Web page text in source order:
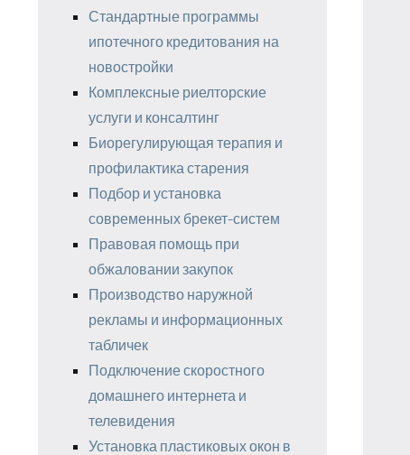
Стандартные программы
ипотечного кредитования на
новостройки
Комплексные риелторские
услуги и консалтинг
Биорегулирующая терапия и
профилактика старения
Подбор и установка
современных брекет-систем
Правовая помощь при
обжаловании закупок
Производство наружной
рекламы и информационных
табличек
Подключение скоростного
домашнего интернета и
телевидения
Установка пластиковых окон в